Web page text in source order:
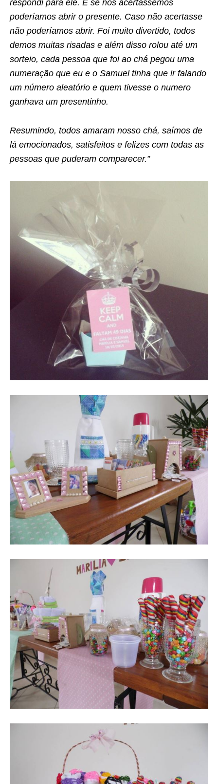
respondi para ele. E se nós acertássemos
poderíamos abrir o presente. Caso não acertasse
não poderíamos abrir. Foi muito divertido, todos
demos muitas risadas e além disso rolou até um
sorteio, cada pessoa que foi ao chá pegou uma
numeração que eu e o Samuel tinha que ir falando
um número aleatório e quem tivesse o numero
ganhava um presentinho.
Resumindo, todos amaram nosso chá, saímos de
lá emocionados, satisfeitos e felizes com todas as
pessoas que puderam comparecer.”